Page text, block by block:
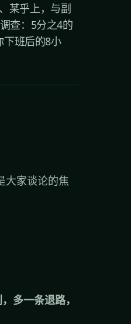
某乎上，与副
查：5分之4的
下班后的8小
大家谈论的焦
多一条退路，